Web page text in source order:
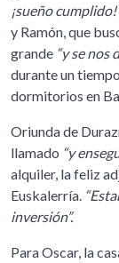
¡sueño
y Ramón, que
grande “y se nos
durante un
dormitorios en
Oriunda de
llamado “y
alquiler, la feliz
Euskalerría.
inversión”.
Para Oscar, la